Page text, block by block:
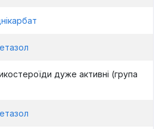
дуже активні (група